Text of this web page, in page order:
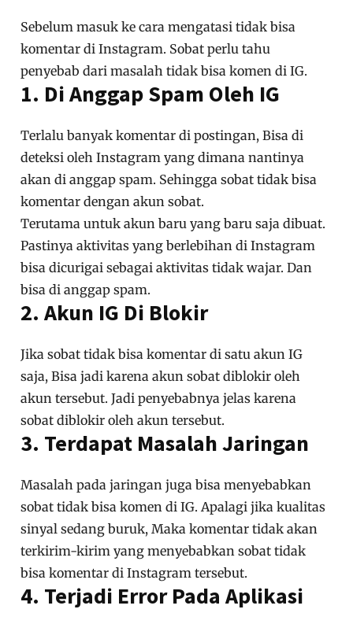
Sebelum masuk ke cara mengatasi tidak bisa
komentar di Instagram. Sobat perlu tahu
penyebab dari masalah tidak bisa komen di IG.
1. Di Anggap Spam Oleh IG
Terlalu banyak komentar di postingan, Bisa di
deteksi oleh Instagram yang dimana nantinya
akan di anggap spam. Sehingga sobat tidak bisa
komentar dengan akun sobat.
Terutama untuk akun baru yang baru saja dibuat.
Pastinya aktivitas yang berlebihan di Instagram
bisa dicurigai sebagai aktivitas tidak wajar. Dan
bisa di anggap spam.
2. Akun IG Di Blokir
Jika sobat tidak bisa komentar di satu akun IG
saja, Bisa jadi karena akun sobat diblokir oleh
akun tersebut. Jadi penyebabnya jelas karena
sobat diblokir oleh akun tersebut.
3. Terdapat Masalah Jaringan
Masalah pada jaringan juga bisa menyebabkan
sobat tidak bisa komen di IG. Apalagi jika kualitas
sinyal sedang buruk, Maka komentar tidak akan
terkirim-kirim yang menyebabkan sobat tidak
bisa komentar di Instagram tersebut.
4. Terjadi Error Pada Aplikasi